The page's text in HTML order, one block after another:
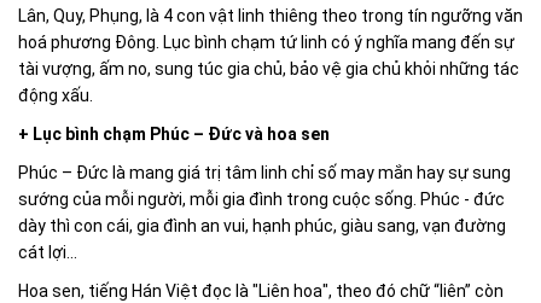
Lân, Quy, Phụng, là 4 con vật linh thiêng theo trong tín ngưỡng văn
hoá phương Đông. Lục bình chạm tứ linh có ý nghĩa mang đến sự
tài vượng, ấm no, sung túc gia chủ, bảo vệ gia chủ khỏi những tác
động xấu.
+ Lục bình chạm Phúc – Đức và hoa sen
Phúc – Đức làmang giá trị tâm linh chỉ số may mắn hay sự sung
sướng của mỗi người, mỗi gia đình trong cuộc sống. Phúc - đức
dày thì con cái, gia đình an vui, hạnh phúc, giàu sang, vạn đường
cát lợi...
Hoa sen, tiếng Hán Việt đọc là "Liên hoa", theo đó chữ “liên” còn